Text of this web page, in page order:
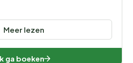
Meer lezen
ga boeken